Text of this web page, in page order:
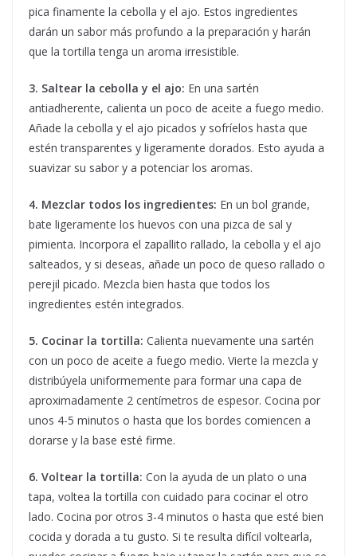
pica finamente la cebolla y el ajo. Estos ingredientes
darán un sabor más profundo a la preparación y harán
que la tortilla tenga un aroma irresistible.
3. Saltear la cebolla y el ajo: En una sartén
antiadherente, calienta un poco de aceite a fuego medio.
Añade la cebolla y el ajo picados y sofríelos hasta que
estén transparentes y ligeramente dorados. Esto ayuda a
suavizar su sabor y a potenciar los aromas.
4. Mezclar todos los ingredientes: En un bol grande,
bate ligeramente los huevos con una pizca de sal y
pimienta. Incorpora el zapallito rallado, la cebolla y el ajo
salteados, y si deseas, añade un poco de queso rallado o
perejil picado. Mezcla bien hasta que todos los
ingredientes estén integrados.
5. Cocinar la tortilla: Calienta nuevamente una sartén
con un poco de aceite a fuego medio. Vierte la mezcla y
distribúyela uniformemente para formar una capa de
aproximadamente 2 centímetros de espesor. Cocina por
unos 4-5 minutos o hasta que los bordes comiencen a
dorarse y la base esté firme.
6. Voltear la tortilla: Con la ayuda de un plato o una
tapa, voltea la tortilla con cuidado para cocinar el otro
lado. Cocina por otros 3-4 minutos o hasta que esté bien
cocida y dorada a tu gusto. Si te resulta difícil voltearla,